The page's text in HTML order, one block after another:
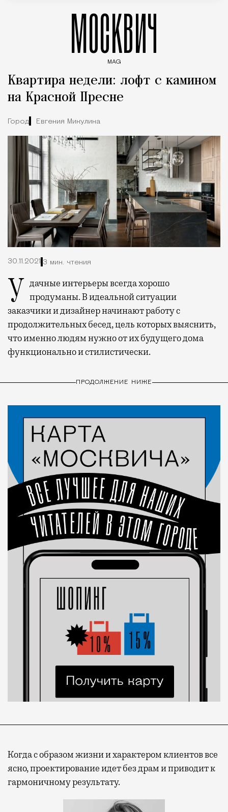
МОСКВИЧ
MAG
Квартира недели: лофт с камином
на Красной Пресне
Город Евгения Микулина
30.11.2021 3 мин. чтения
Удачные интерьеры всегда хорошо
продуманы. В идеальной ситуации
заказчики и дизайнер начинают работу с
продолжительных бесед, цель которых выяснить,
что именно людям нужно от их будущего дома
функционально и стилистически.
ПРОДОЛЖЕНИЕ НИЖЕ
Когда с образом жизни и характером клиентов все
ясно, проектирование идет без драм и приводит к
гармоничному результату.